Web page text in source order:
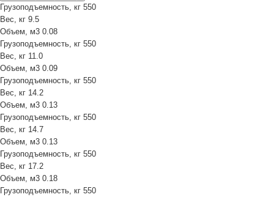
Грузоподъемность, кг 550
Вес, кг 9.5
Объем, м3 0.08
Грузоподъемность, кг 550
Вес, кг 11.0
Объем, м3 0.09
Грузоподъемность, кг 550
Вес, кг 14.2
Объем, м3 0.13
Грузоподъемность, кг 550
Вес, кг 14.7
Объем, м3 0.13
Грузоподъемность, кг 550
Вес, кг 17.2
Объем, м3 0.18
Грузоподъемность, кг 550